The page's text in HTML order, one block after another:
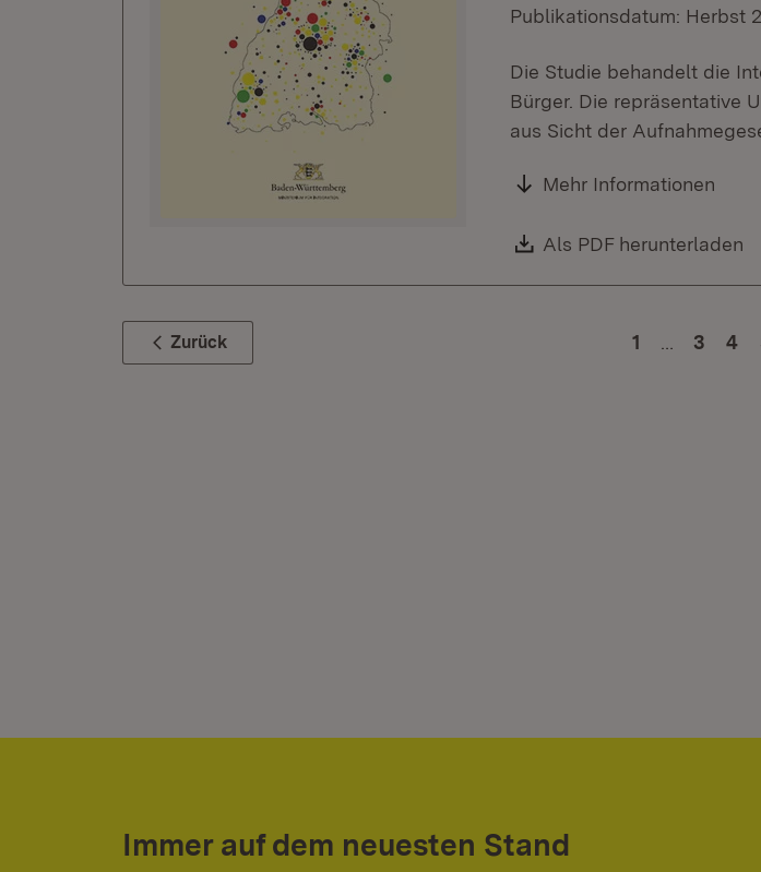
Publikationsdatum: Herbst
Die Studie behandelt die
Bürger. Die repräsentative
aus Sicht der
Mehr Informationen
Download:
Als PDF herunterladen
Zurück 1 Zur
3 4
Immer auf dem neuesten Stand